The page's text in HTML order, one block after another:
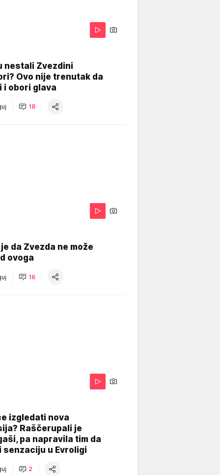
nestali Zvezdini
Ovo nije trenutak da
i obori glava
18
da Zvezda ne može
ovoga
16
izgledati nova
Raščerupali je
pa napravila tim da
senzaciju u Evroligi
2